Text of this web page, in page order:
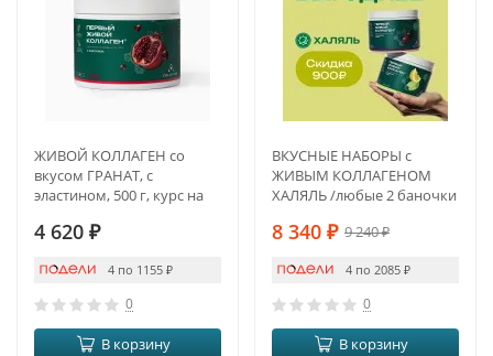
ЖИВОЙ КОЛЛАГЕН со
вкусом ГРАНАТ, с
эластином, 500 г, курс на
4 620 ₽
4 по 1155 ₽
0
В корзину
ВКУСНЫЕ НАБОРЫ с
ЖИВЫМ КОЛЛАГЕНОМ
ХАЛЯЛЬ /любые 2 баночки
8 340 ₽ 9 240₽
4 по 2085 ₽
0
В корзину